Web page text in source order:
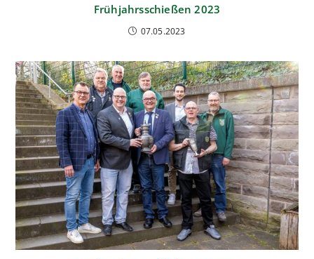
Frühjahrsschießen 2023
07.05.2023